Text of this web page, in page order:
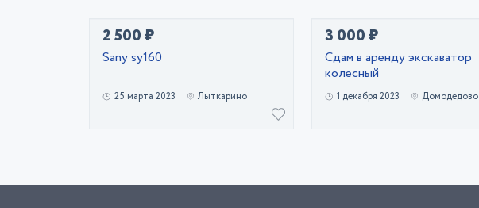
2 500 ₽
Sany sy160
25 марта 2023 Лыткарино
3 000 ₽
Сдам в аренду экскаватор
колесный
1 декабря 2023 Домодедово